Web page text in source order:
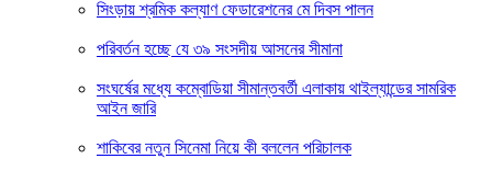
সিংড়ায় শ্রমিক কল্যাণ ফেডারেশনের মে দিবস পালন
পরিবর্তন হচ্ছে যে ৩৯ সংসদীয় আসনের সীমানা
সংঘর্ষের মধ্যে কম্বোডিয়া সীমান্তবর্তী এলাকায় থাইল্যান্ডের সামরিক
আইন জারি
শাকিবের নতুন সিনেমা নিয়ে কী বললেন পরিচালক